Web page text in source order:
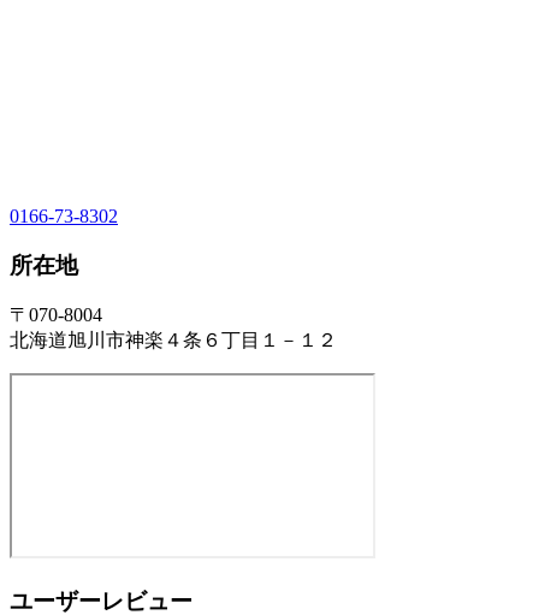
0166-73-8302
所在地
〒070-8004
北海道旭川市神楽４条６丁目１－１２
ユーザーレビュー